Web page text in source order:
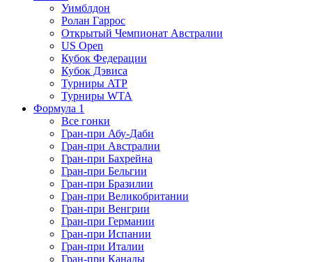
Уимблдон
Ролан Гаррос
Открытый Чемпионат Австралии
US Open
Кубок Федерации
Кубок Дэвиса
Турниры ATP
Турниры WTA
Формула 1
Все гонки
Гран-при Абу-Даби
Гран-при Австралии
Гран-при Бахрейна
Гран-при Бельгии
Гран-при Бразилии
Гран-при Великобритании
Гран-при Венгрии
Гран-при Германии
Гран-при Испании
Гран-при Италии
Гран-при Канады